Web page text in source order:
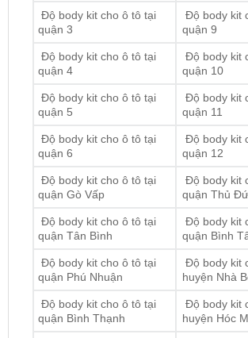
Độ body kit cho ô tô tại
quận 4
Độ body kit
quận 10
Độ body kit cho ô tô tại
quận 5
Độ body kit
quận 11
Độ body kit cho ô tô tại
quận 6
Độ body kit
quận 12
Độ body kit cho ô tô tại
quận Gò Vấp
Độ body kit
quận Thủ Đức
Độ body kit cho ô tô tại
quận Tân Bình
Độ body kit
quận Bình
Độ body kit cho ô tô tại
quận Phú Nhuận
Độ body kit
huyện Nhà
Độ body kit cho ô tô tại
quận Bình Thạnh
Độ body kit
huyện Hóc
Độ body kit cho ô tô tại
quận Tân Phú
Độ body kit
huyện Bình